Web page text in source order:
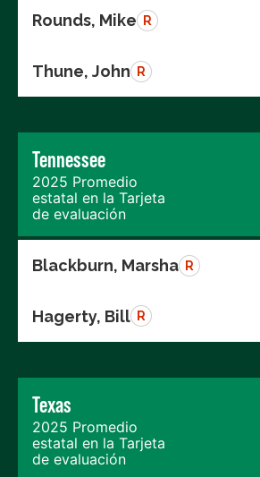
Rounds, Mike R
Thune, John R
Tennessee
2025 Promedio
estatal en la Tarjeta
de evaluación
Blackburn, Marsha R
Hagerty, Bill R
Texas
2025 Promedio
estatal en la Tarjeta
de evaluación